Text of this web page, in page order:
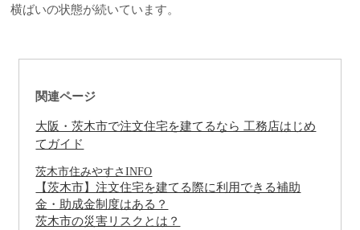
横ばいの状態が続いています。
関連ページ
大阪・茨木市で注文住宅を建てるなら 工務店はじめ
てガイド
茨木市住みやすさINFO
【茨木市】注文住宅を建てる際に利用できる補助
金・助成金制度はある？
茨木市の災害リスクとは？